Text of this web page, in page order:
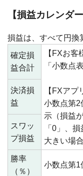
【損益カレンダー
損益は、すべて円換
確定損
益合計
【FXお客
「小数点
【FXアプ
小数点第2
示（損益
「0」、
大きい場
決済損
益
スワッ
プ損益
勝率
（％）
小数点第1